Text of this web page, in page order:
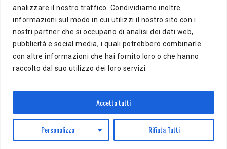
analizzare il nostro traffico. Condividiamo inoltre
informazioni sul modo in cui utilizzi il nostro sito con i
nostri partner che si occupano di analisi dei dati web,
pubblicità e social media, i quali potrebbero combinarle
con altre informazioni che hai fornito loro o che hanno
raccolto dal suo utilizzo dei loro servizi.
Personalizza Rifiuta Tutti
Accetta tutti
Musiceduè un supplemento online della freepress BigBox
Autorizzazione presso il Tribunale di Milano n.383 del
16/10/2012
Powered by